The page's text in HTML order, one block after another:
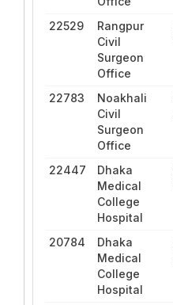
22529
Rangpur
Civil
Surgeon
Office
22783
Noakhali
Civil
Surgeon
Office
22447
Dhaka
Medical
College
Hospital
20784
Dhaka
Medical
College
Hospital